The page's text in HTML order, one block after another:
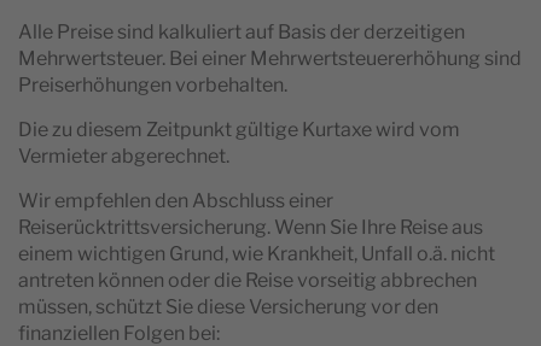
Alle Preise sind kalkuliert auf Basis der derzeitigen
Mehrwertsteuer. Bei einer Mehrwertsteuererhöhung sind
Preiserhöhungen vorbehalten.
Die zu diesem Zeitpunkt gültige Kurtaxe wird vom
Vermieter abgerechnet.
Wir empfehlen den Abschluss einer
Reiserücktrittsversicherung. Wenn Sie Ihre Reise aus
einem wichtigen Grund, wie Krankheit, Unfall o.ä. nicht
antreten können oder die Reise vorseitig abbrechen
müssen, schützt Sie diese Versicherung vor den
finanziellen Folgen bei: